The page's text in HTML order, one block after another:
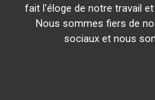
fait l'éloge de notre travail
Nous sommes fiers de
sociaux et nous